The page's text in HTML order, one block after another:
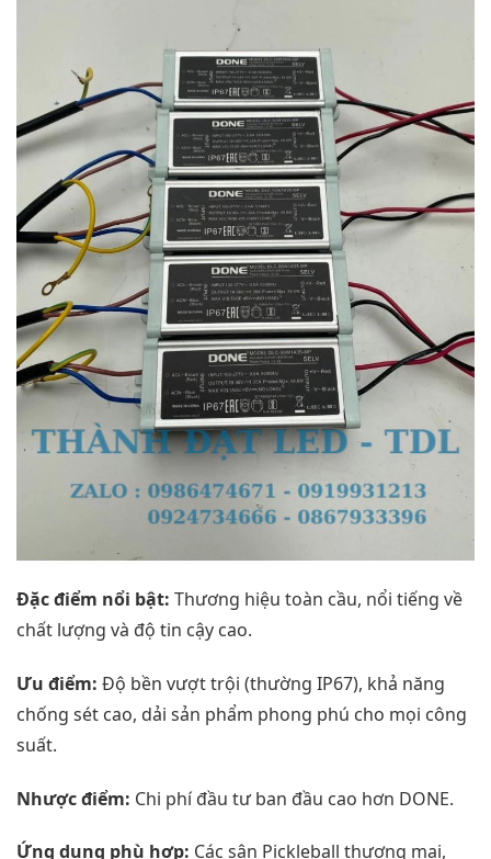
Đặc điểm nổi bật: Thương hiệu toàn cầu, nổi tiếng về
chất lượng và độ tin cậy cao.
Ưu điểm: Độ bền vượt trội (thường IP67), khả năng
chống sét cao, dải sản phẩm phong phú cho mọi công
suất.
Nhược điểm: Chi phí đầu tư ban đầu cao hơn DONE.
Ứng dụng phù hợp: Các sân Pickleball thương mại,